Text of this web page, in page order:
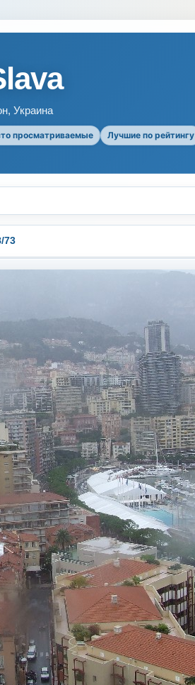
Украина
просматриваемые Лучшие по рейтингу
73